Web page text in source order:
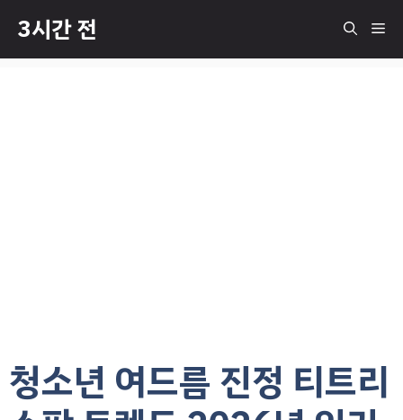
츠
3시간 전 메
청소년 여드름 진정 티트리